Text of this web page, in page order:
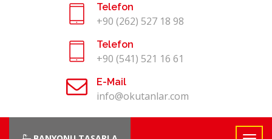
Telefon
+90 (262) 527 18 98
Telefon
+90 (541) 521 16 61
E-Mail
info@okutanlar.com